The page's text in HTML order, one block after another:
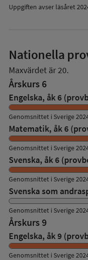
Uppgiften avser läsåret
Nationella
Maxvärdet är 20.
Årskurs 6
Engelska, åk 6
Genomsnittet i Sverige
Matematik, åk 6
Genomsnittet i Sverige
Svenska, åk 6
Genomsnittet i Sverige
Svenska som
Genomsnittet i Sverige
Årskurs 9
Engelska, åk 9
Genomsnittet i Sverige